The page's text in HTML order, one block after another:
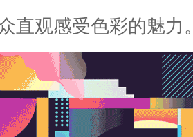
直观感受色彩的魅力